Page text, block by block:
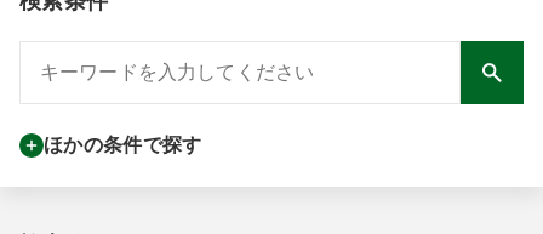
ほかの条件で探す